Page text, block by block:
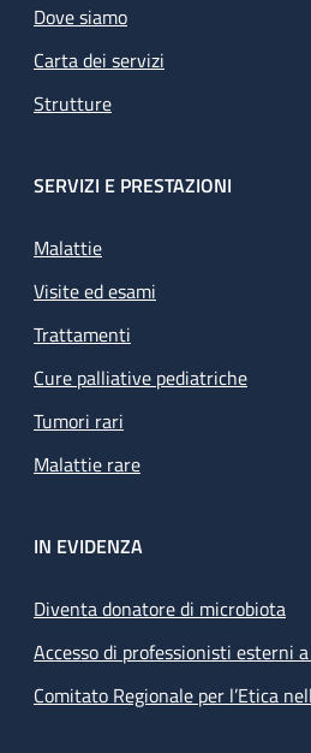
Dove siamo
Carta dei servizi
Strutture
SERVIZI E PRESTAZIONI
Malattie
Visite ed esami
Trattamenti
Cure palliative pediatriche
Tumori rari
Malattie rare
IN EVIDENZA
Diventa donatore di microbiota
Accesso di professionisti esterni
Comitato Regionale per l’Etica